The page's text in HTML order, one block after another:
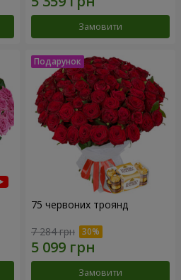
Замовити
75 червоних троянд
7 284 грн
Замовити